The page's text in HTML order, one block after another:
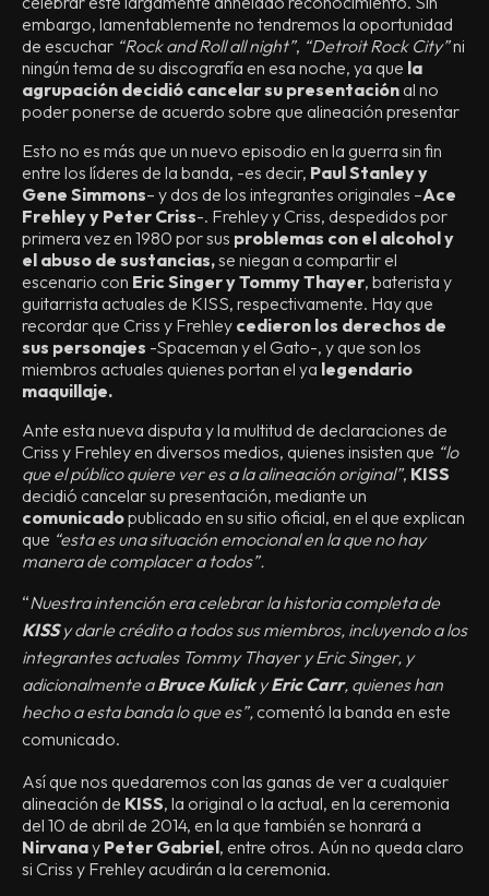
embargo, lamentablemente no tendremos la oportunidad
de escuchar “Rock and Roll all night”, “Detroit Rock City”ni
ningún tema de su discografía en esa noche, ya que la
agrupación decidió cancelar su presentación al no
poder ponerse de acuerdo sobre que alineación presentar
Esto no es más que un nuevo episodio en la guerra sin fin
entre los líderes de la banda, -es decir, Paul Stanley y
Gene Simmons– y dos de los integrantes originales –Ace
Frehley y Peter Criss-. Frehley y Criss, despedidos por
primera vez en 1980 por sus problemas con el alcohol y
el abuso de sustancias,se niegan a compartir el
escenario con Eric Singer y Tommy Thayer, baterista y
guitarrista actuales de KISS, respectivamente. Hay que
recordar que Criss y Frehley cedieron los derechos de
sus personajes -Spaceman y el Gato-, y que son los
miembros actuales quienes portan el ya legendario
maquillaje.
Ante esta nueva disputa y la multitud de declaraciones de
Criss y Frehley en diversos medios, quienes insisten que “lo
que el público quiere ver es a la alineación original”, KISS
decidió cancelar su presentación, mediante un
comunicadopublicado en su sitio oficial, en el que explican
que “esta es una situación emocional en la que no hay
manera de complacer a todos”.
“Nuestra intención era celebrar la historia completa de
KISSy darle crédito a todos sus miembros, incluyendo a los
integrantes actuales Tommy Thayer y Eric Singer, y
adicionalmente aBruce KulickyEric Carr, quienes han
hecho a esta banda lo que es”, comentó la banda en este
comunicado.
Así que nos quedaremos con las ganas de ver a cualquier
alineación de KISS, la original o la actual, en la ceremonia
del 10 de abril de 2014, en la que también se honrará a
Nirvanay Peter Gabriel, entre otros. Aún no queda claro
si Criss y Frehley acudirán a la ceremonia.